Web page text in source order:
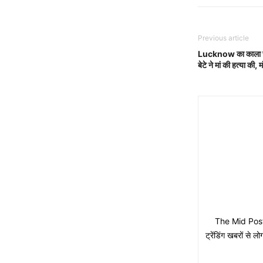
Previous article
Lucknow का काला
बेटे ने मां की हत्या
The Mid Post
ट्रेंडिंग खबरों से